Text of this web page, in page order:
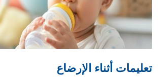
تعليمات أثناء الإرضاع